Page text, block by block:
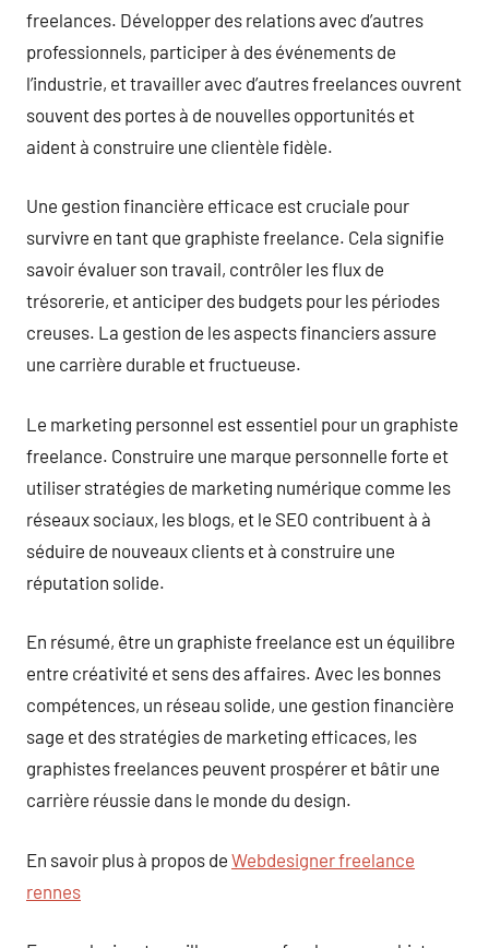
freelances. Développer des relations avec d’autres
professionnels, participer à des événements de
l’industrie, et travailler avec d’autres freelances ouvrent
souvent des portes à de nouvelles opportunités et
aident à construire une clientèle fidèle.
Une gestion financière efficace est cruciale pour
survivre en tant que graphiste freelance. Cela signifie
savoir évaluer son travail, contrôler les flux de
trésorerie, et anticiper des budgets pour les périodes
creuses. La gestion de les aspects financiers assure
une carrière durable et fructueuse.
Le marketing personnel est essentiel pour un graphiste
freelance. Construire une marque personnelle forte et
utiliser stratégies de marketing numérique comme les
réseaux sociaux, les blogs, et le SEO contribuent à à
séduire de nouveaux clients et à construire une
réputation solide.
En résumé, être un graphiste freelance est un équilibre
entre créativité et sens des affaires. Avec les bonnes
compétences, un réseau solide, une gestion financière
sage et des stratégies de marketing efficaces, les
graphistes freelances peuvent prospérer et bâtir une
carrière réussie dans le monde du design.
En savoir plus à propos de Webdesigner freelance
rennes